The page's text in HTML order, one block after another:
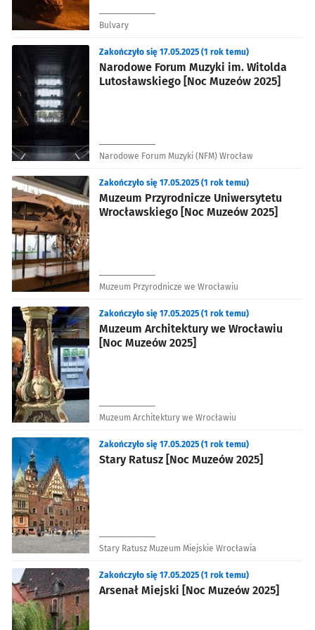
Bulvary
Narodowe Forum Muzyki im. Witolda
Lutosławskiego [Noc Muzeów 2025]
Zakończyło się 17.05.2025 (1 rok temu)
Narodowe Forum Muzyki (NFM) Wrocław
Muzeum Przyrodnicze Uniwersytetu
Wrocławskiego [Noc Muzeów 2025]
Zakończyło się 17.05.2025 (1 rok temu)
Muzeum Przyrodnicze we Wrocławiu
Muzeum Architektury we Wrocławiu
[Noc Muzeów 2025]
Zakończyło się 17.05.2025 (1 rok temu)
Muzeum Architektury we Wrocławiu
Stary Ratusz [Noc Muzeów 2025]
Zakończyło się 17.05.2025 (1 rok temu)
Stary Ratusz Muzeum Miejskie Wrocławia
Arsenał Miejski [Noc Muzeów 2025]
Zakończyło się 17.05.2025 (1 rok temu)